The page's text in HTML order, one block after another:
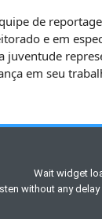
de
e em
juventude
em seu